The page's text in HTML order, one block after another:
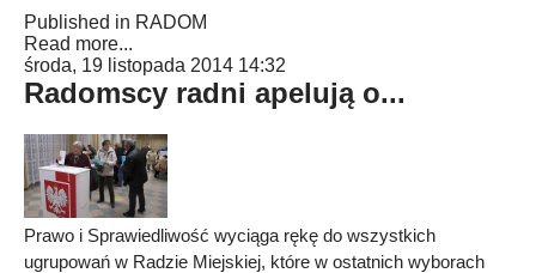
Published in RADOM
Read more...
środa, 19 listopada 2014 14:32
Radomscy radni apelują o...
Prawo i Sprawiedliwość wyciąga rękę do wszystkich
ugrupowań w Radzie Miejskiej, które w ostatnich wyborach